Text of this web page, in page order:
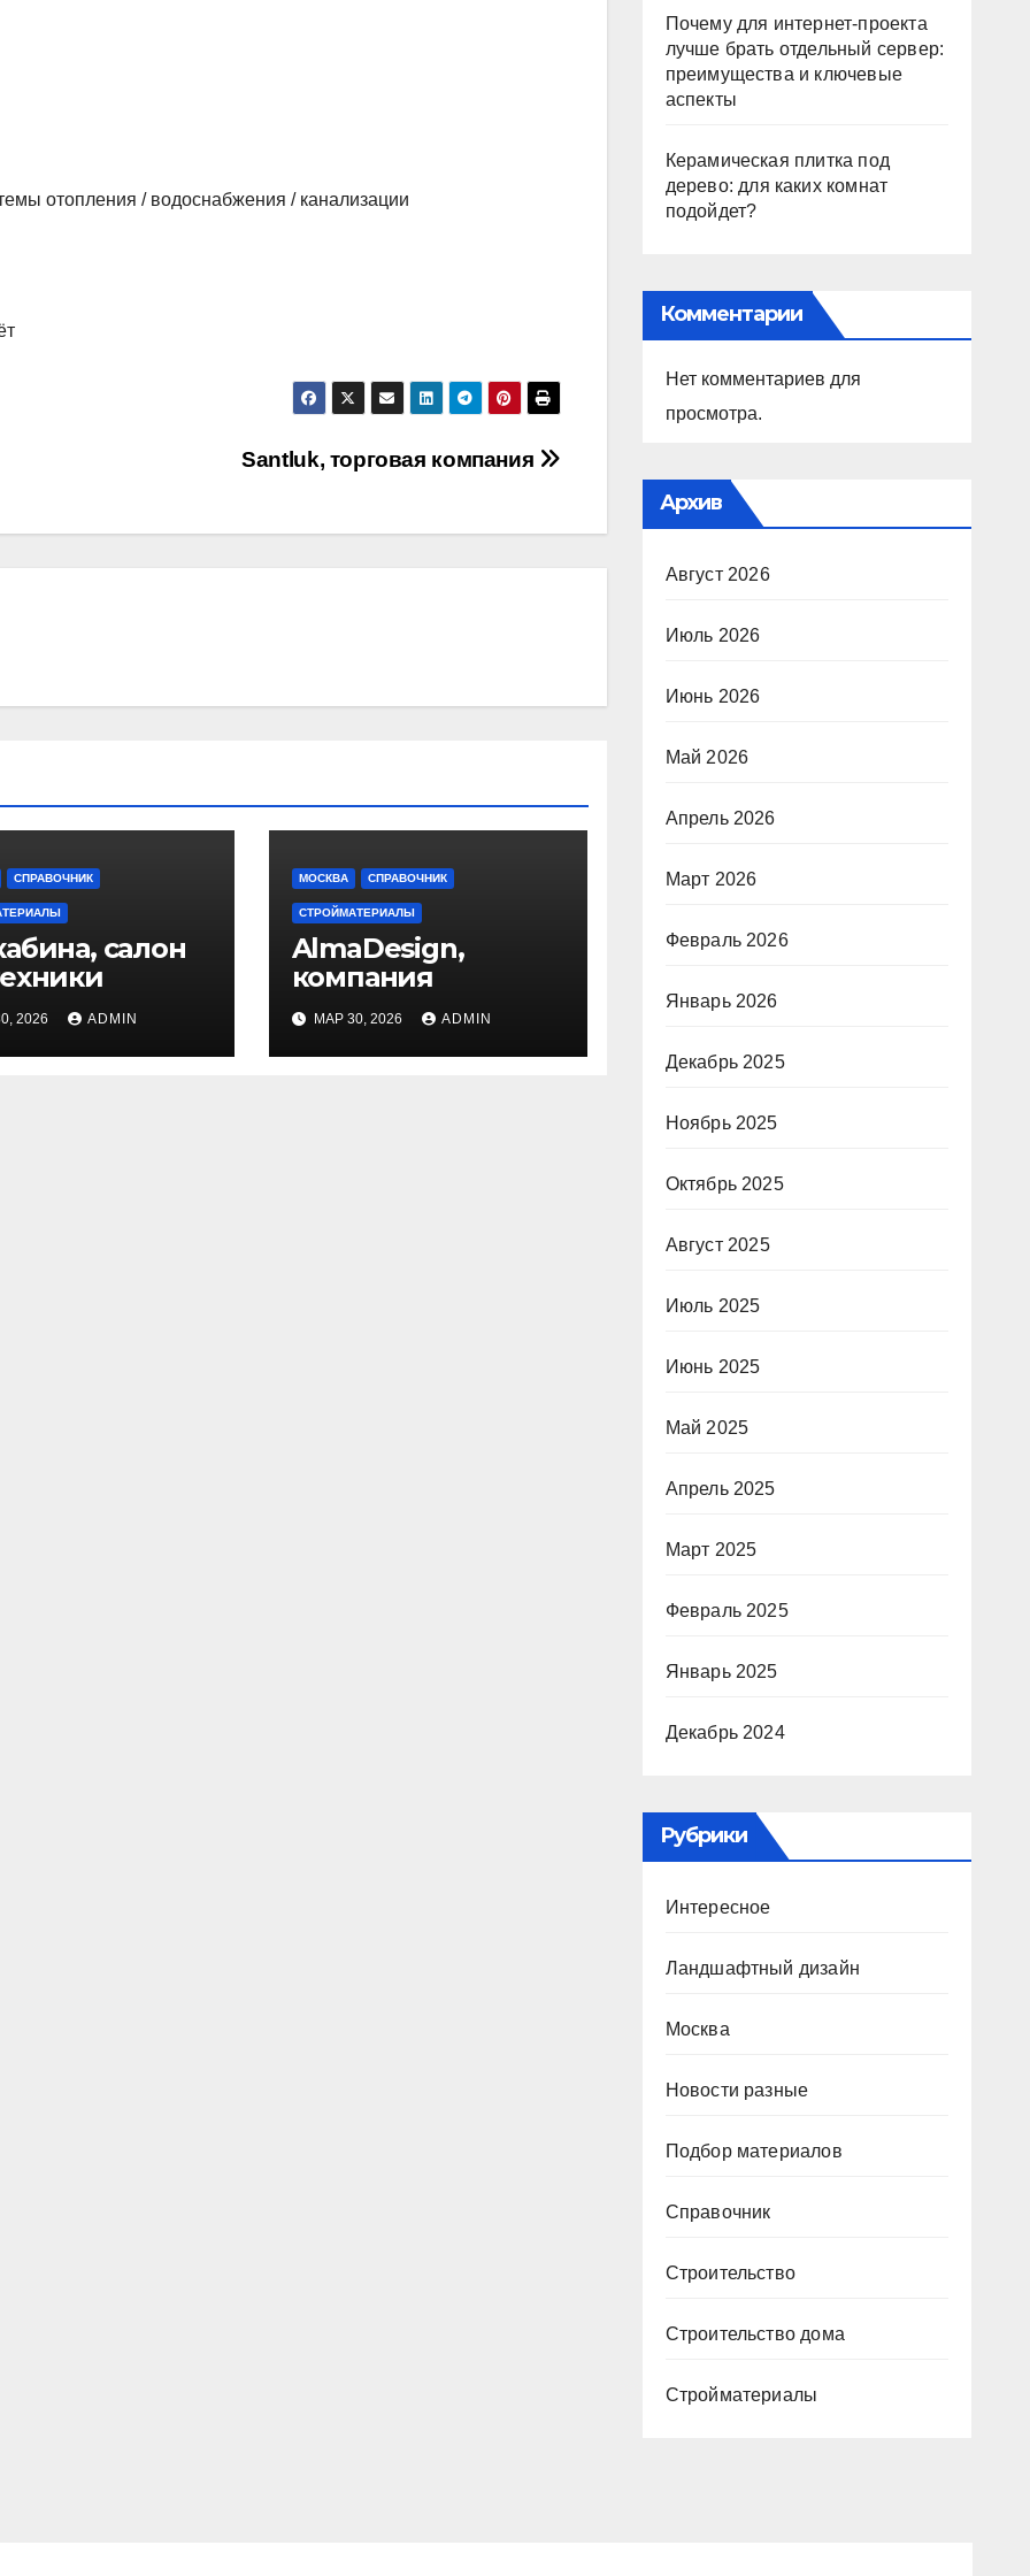
отопления / водоснабжения / канализации
Santluk, торговая компания
СПРАВОЧНИК
салон
2026 ADMIN
МОСКВА СПРАВОЧНИК
СТРОЙМАТЕРИАЛЫ
AlmaDesign,
компания
МАР 30, 2026 ADMIN
Почему для интернет-проекта
лучше брать отдельный сервер:
преимущества и ключевые
аспекты
Керамическая плитка под
дерево: для каких комнат
подойдет?
Комментарии
Нет комментариев для
просмотра.
Архив
Август 2026
Июль 2026
Июнь 2026
Май 2026
Апрель 2026
Март 2026
Февраль 2026
Январь 2026
Декабрь 2025
Ноябрь 2025
Октябрь 2025
Август 2025
Июль 2025
Июнь 2025
Май 2025
Апрель 2025
Март 2025
Февраль 2025
Январь 2025
Декабрь 2024
Рубрики
Интересное
Ландшафтный дизайн
Москва
Новости разные
Подбор материалов
Справочник
Строительство
Строительство дома
Стройматериалы